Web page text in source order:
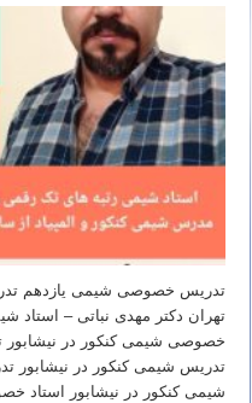
تدریس خصوصی شیمی یازدهم
تهران دکتر مهدی نباتی – استاد
خصوصی شیمی کنکور در
تدریس شیمی کنکور در نیشابور
شیمی کنکور در نیشابور استاد